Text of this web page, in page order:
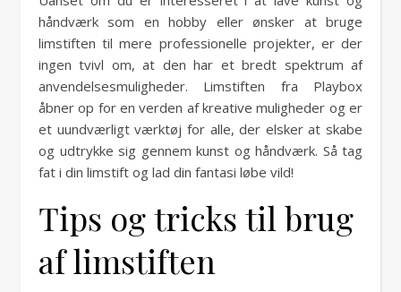
håndværk som en hobby eller ønsker at bruge
limstiften til mere professionelle projekter, er der
ingen tvivl om, at den har et bredt spektrum af
anvendelsesmuligheder. Limstiften fra Playbox
åbner op for en verden af kreative muligheder og er
et uundværligt værktøj for alle, der elsker at skabe
og udtrykke sig gennem kunst og håndværk. Så tag
fat i din limstift og lad din fantasi løbe vild!
Tips og tricks til brug
af limstiften